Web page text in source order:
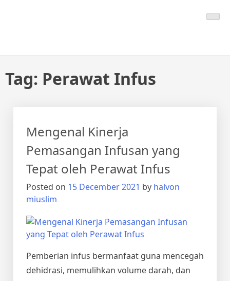
Tag: Perawat Infus
Mengenal Kinerja
Pemasangan Infusan yang
Tepat oleh Perawat Infus
Posted on 15 December 2021 by halvon
miuslim
Pemberian infus bermanfaat guna mencegah
dehidrasi, memulihkan volume darah, dan